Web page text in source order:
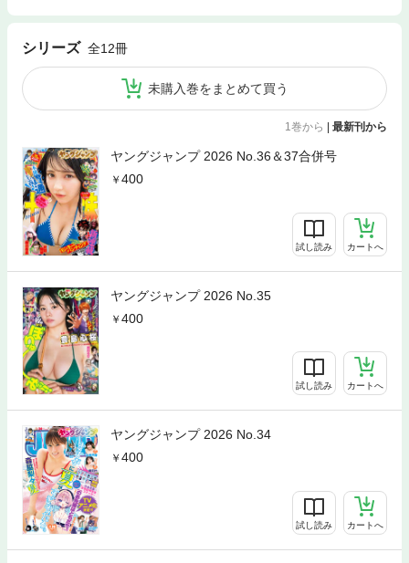
シリーズ 全12冊
未購入巻をまとめて買う
1巻から 最新刊から
ヤングジャンプ 2026 No.36＆37合併号
400
試し読み カートへ
ヤングジャンプ 2026 No.35
400
試し読み カートへ
ヤングジャンプ 2026 No.34
400
試し読み カートへ